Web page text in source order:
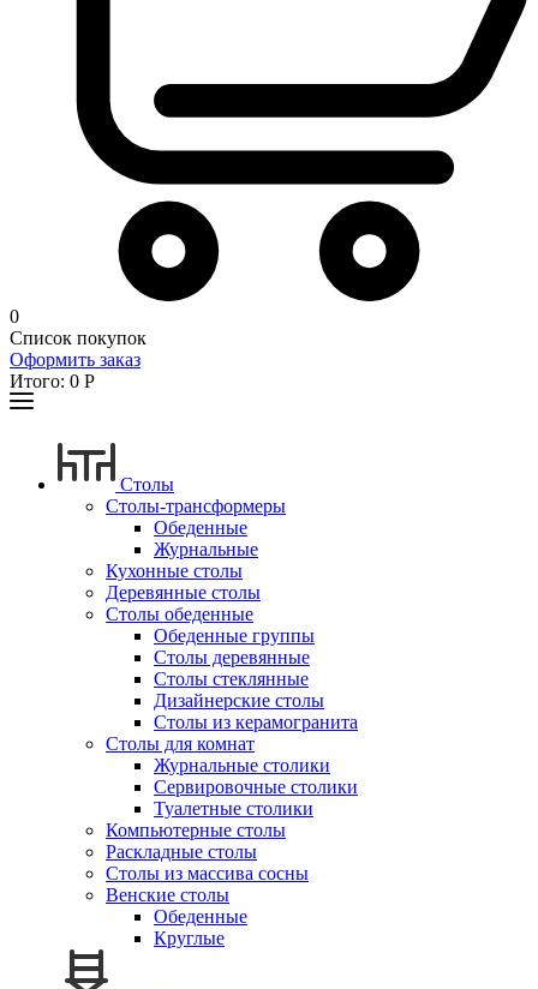
0
Список покупок
Оформить заказ
Итого: 0 Р
Столы
Столы-трансформеры
Обеденные
Журнальные
Кухонные столы
Деревянные столы
Столы обеденные
Обеденные группы
Столы деревянные
Столы стеклянные
Дизайнерские столы
Столы из керамогранита
Столы для комнат
Журнальные столики
Сервировочные столики
Туалетные столики
Компьютерные столы
Раскладные столы
Столы из массива сосны
Венские столы
Обеденные
Круглые